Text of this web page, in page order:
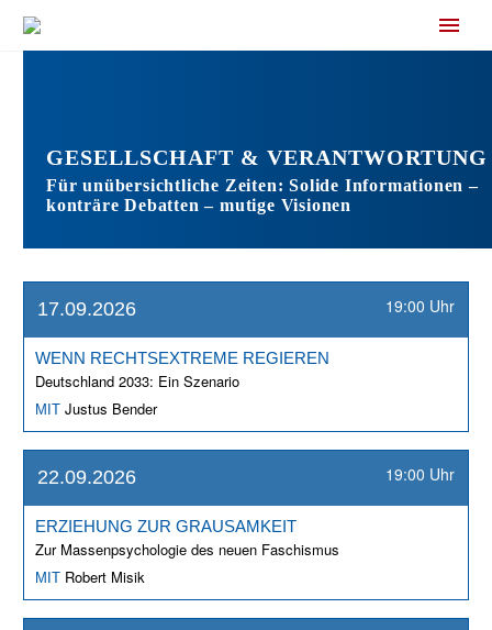
GESELLSCHAFT & VERANTWORTUNG
Für unübersichtliche Zeiten: Solide Informationen –
konträre Debatten – mutige Visionen
17.09.2026 19:00 Uhr
WENN RECHTSEXTREME REGIEREN
Deutschland 2033: Ein Szenario
MIT Justus Bender
22.09.2026 19:00 Uhr
ERZIEHUNG ZUR GRAUSAMKEIT
Zur Massenpsychologie des neuen Faschismus
MIT Robert Misik